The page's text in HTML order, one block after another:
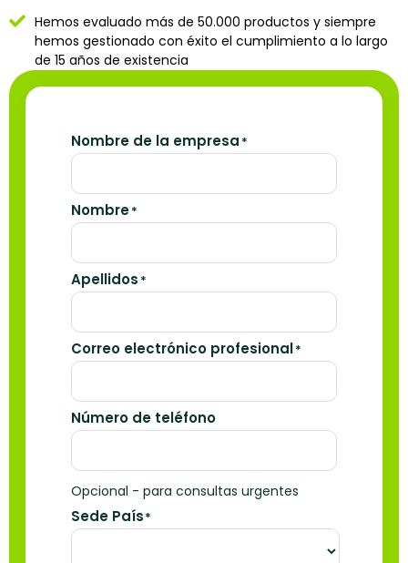
Hemos evaluado más de 50.000 productos y siempre
hemos gestionado con éxito el cumplimiento a lo largo
de 15 años de existencia
Nombre de la empresa *
Nombre*
Apellidos *
Correo electrónico profesional*
Número de teléfono
Opcional - para consultas urgentes
Sede País*